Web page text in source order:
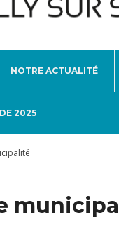
NOTRE ACTUALITÉ
2025